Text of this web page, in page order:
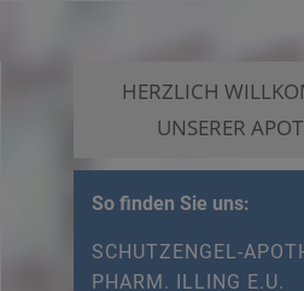
HERZLICH
UNSERER
So finden Sie uns:
SCHUTZENGEL-
PHARM. ILLING E.U.